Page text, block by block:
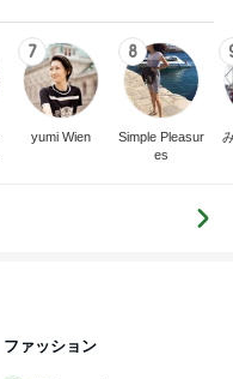
7
yumi Wien
8
Simple Pleasur
es
ファッション